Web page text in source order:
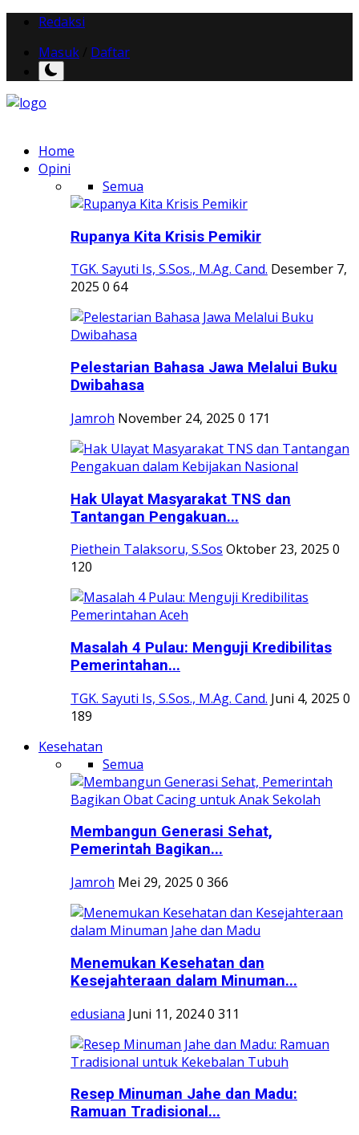
Redaksi
Masuk
Daftar
Home
Opini
Semua
Rupanya Kita Krisis Pemikir
TGK. Sayuti Is, S.Sos., M.Ag. Cand. Desember 7,
2025 0 64
Pelestarian Bahasa Jawa Melalui Buku
Dwibahasa
Jamroh November 24, 2025 0 171
Hak Ulayat Masyarakat TNS dan
Tantangan Pengakuan...
Piethein Talaksoru, S.Sos Oktober 23, 2025 0
120
Masalah 4 Pulau: Menguji Kredibilitas
Pemerintahan...
TGK. Sayuti Is, S.Sos., M.Ag. Cand. Juni 4, 2025 0
189
Kesehatan
Semua
Membangun Generasi Sehat,
Pemerintah Bagikan...
Jamroh Mei 29, 2025 0 366
Menemukan Kesehatan dan
Kesejahteraan dalam Minuman...
edusiana Juni 11, 20240 311
Resep Minuman Jahe dan Madu:
Ramuan Tradisional...